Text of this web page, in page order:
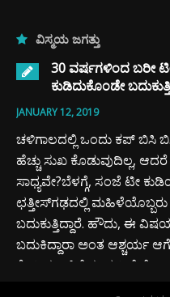
ವಿಸ್ಮಯ ಜಗತ್ತು
30 ವರ್ಷಗಳಿಂದ ಬರೀ
ಕುಡಿದುಕೊಂಡೇ
JANUARY 12, 2019
ಚಳಿಗಾಲದಲ್ಲಿ ಒಂದು ಕಪ್ ಬಿಸಿ
ಹೆಚ್ಚು ಸುಖ ಕೊಡುವುದಿಲ್ಲ,
ಸಾಧ್ಯವೇ?ಬೆಳಗ್ಗೆ, ಸಂಜೆ ಟೀ
ಛತ್ತೀಸ್‍ಗಢದಲ್ಲಿ
ಬದುಕುತ್ತಿದ್ದಾರೆ. ಹೌದು, ಈ
ಬದುಕಿದ್ದಾರಾ ಅಂತ ಆಶ್ಚರ್ಯ
ಕೊರಿಯಾ ಜಿಲ್ಲೆಯ